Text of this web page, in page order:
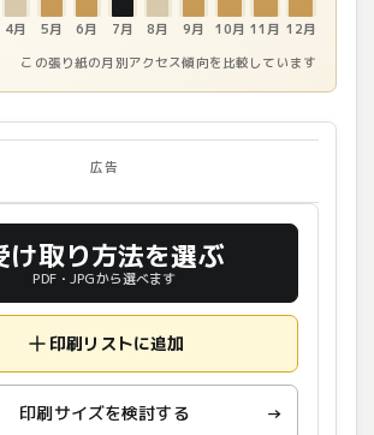
4月 5月 6月 7月 8月 9月 10月 11月 12月
この張り紙の月別アクセス傾向を比較しています
広告
け取り方法を選ぶ
PDF・JPGから選べます
印刷リストに追加
印刷サイズを検討する →